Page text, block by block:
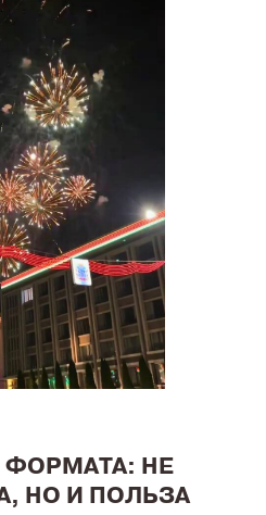
НЕ
НО И ПОЛЬЗА